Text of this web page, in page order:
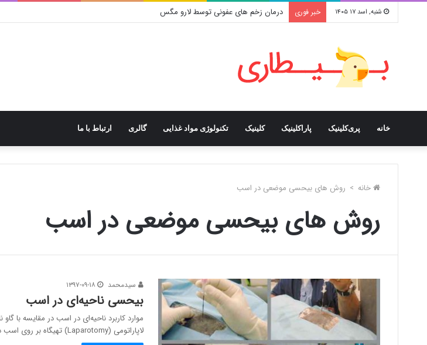
شنبه, اسد ۱۷ ۱۴۰۵ خبر فوری درمان زخم های عفونی توسط لارو مگس
خانه پری‌کلینیک پاراکلینیک کلینیک تکنولوژی مواد غذایی گالری ارتباط با ما
خانه > روش های بیحسی موضعی در اسب
روش های بیحسی موضعی در اسب
سیدمحمد ۱۳۹۷-۰۹-۱۸
بیحسی ناحیه‌ای در اسب
موارد کاربرد ناحیه‌ای در اسب در مقایسه با
لاپاراتومی (Laparotomy) تهیگاه بر روی اسب در وضعیت ایستاده…